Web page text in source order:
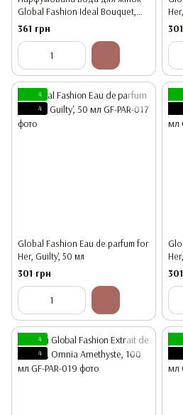
Global Fashion Ideal Bouquet,
100 мл
361 грн
4
4
Global Fashion Eau de parfum for
Her, Guilty', 50 мл
301 грн
4
4